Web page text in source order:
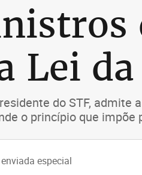
Lei
do STF,
o princípio que
especial